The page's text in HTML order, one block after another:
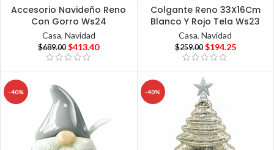
Accesorio Navideño Reno
Con Gorro Ws24
Casa, Navidad
$689.00 $413.40
Colgante Reno 33X16Cm
Blanco Y Rojo Tela Ws23
Casa,Navidad
$259.00 $194.25
-40% -40%